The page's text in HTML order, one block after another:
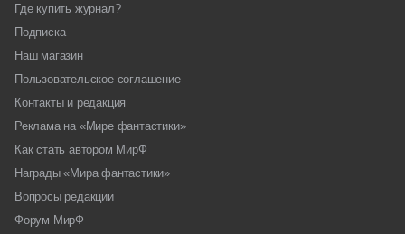
Где купить журнал?
Подписка
Наш магазин
Пользовательское соглашение
Контакты и редакция
Реклама на «Мире фантастики»
Как стать автором МирФ
Награды «Мира фантастики»
Вопросы редакции
Форум МирФ